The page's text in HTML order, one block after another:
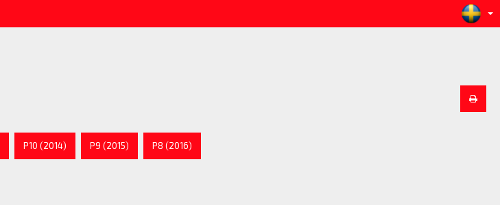
P10 (2014) P9 (2015) P8 (2016)